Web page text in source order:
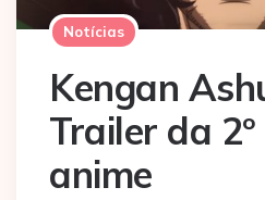
Notícias
Kengan
Trailer da
anime